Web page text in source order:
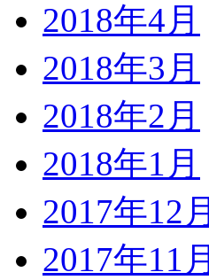
2018年4月
2018年3月
2018年2月
2018年1月
2017年12月
2017年11月